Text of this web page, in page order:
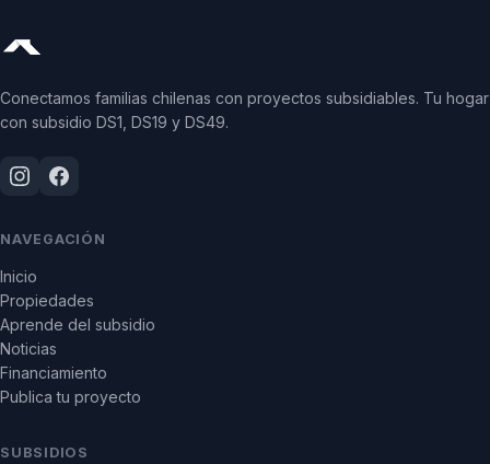
Conectamos familias chilenas con proyectos subsidiables. Tu hogar
con subsidio DS1, DS19 y DS49.
NAVEGACIÓN
Inicio
Propiedades
Aprende del subsidio
Noticias
Financiamiento
Publica tu proyecto
SUBSIDIOS